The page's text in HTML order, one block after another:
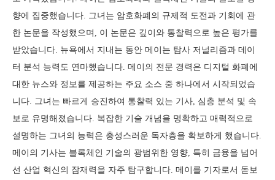
향에 집중했습니다. 그녀는 암호화폐의 규제적 도전과 기회에 관
한 논문을 작성했으며, 이 논문은 깊이와 통찰력으로 높은 평가를
받았습니다. 뉴욕에서 지내는 동안 메이는 탐사 저널리즘과 데이
터 분석 능력도 연마했습니다. 메이의 전문 경력은 디지털 화폐에
대한 뉴스와 정보를 제공하는 주요 소스 중 하나에서 시작되었습
니다. 그녀는 빠르게 승진하여 통찰력 있는 기사, 심층 분석 및 속
보로 유명해졌습니다. 복잡한 기술 개념을 명확하고 매력적으로
설명하는 그녀의 능력은 충성스러운 독자층을 확보하게 했습니다.
메이의 기사는 블록체인 기술의 광범위한 영향, 특히 금융을 넘어
선 산업 혁신의 잠재력을 자주 탐구합니다. 메이를 기자로서 돋보